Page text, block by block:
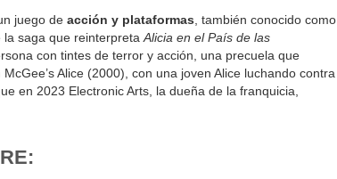
juego de acción y plataformas , también conocido como
la saga que reinterpreta Alicia en el País de las
con tintes de terror y acción, una precuela que
Alice (2000), con una joven Alice luchando contra
en 2023 Electronic Arts, la dueña de la franquicia,